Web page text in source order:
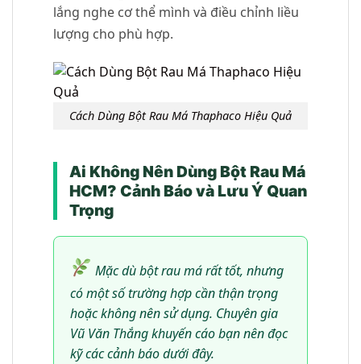
lắng nghe cơ thể mình và điều chỉnh liều
lượng cho phù hợp.
Cách Dùng Bột Rau Má Thaphaco Hiệu Quả
Ai Không Nên Dùng Bột Rau Má
HCM? Cảnh Báo và Lưu Ý Quan
Trọng
Mặc dù bột rau má rất tốt, nhưng
có một số trường hợp cần thận trọng
hoặc không nên sử dụng. Chuyên gia
Vũ Văn Thắng khuyến cáo bạn nên đọc
kỹ các cảnh báo dưới đây.